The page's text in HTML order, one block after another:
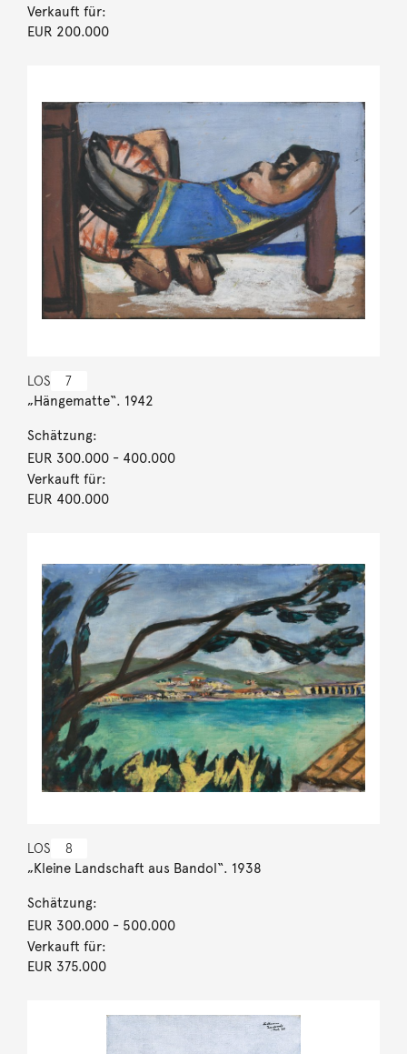
Verkauft für:
EUR 200.000
LOS 7
„Hängematte“. 1942
Schätzung:
EUR 300.000- 400.000
Verkauft für:
EUR 400.000
LOS 8
„Kleine Landschaft aus Bandol“. 1938
Schätzung:
EUR 300.000- 500.000
Verkauft für:
EUR 375.000